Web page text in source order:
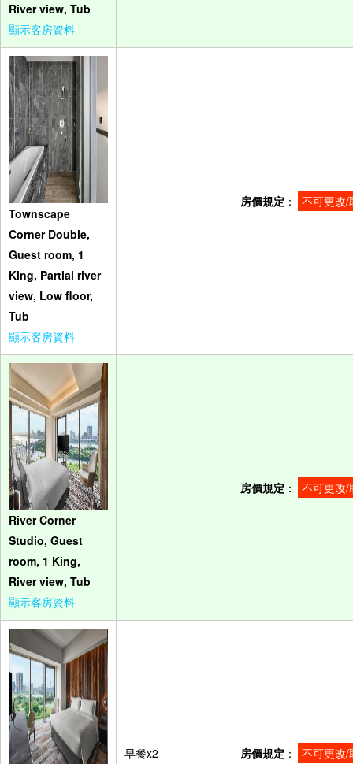
River view, Tub
顯示客房資料
Townscape
Corner Double,
Guest room, 1
King, Partial river
view, Low floor,
Tub
顯示客房資料
房價規定 ： 不可更改/
River Corner
Studio, Guest
room, 1 King,
River view, Tub
顯示客房資料
房價規定 ： 不可更改/
早餐x2 房價規定 ： 不可更改/